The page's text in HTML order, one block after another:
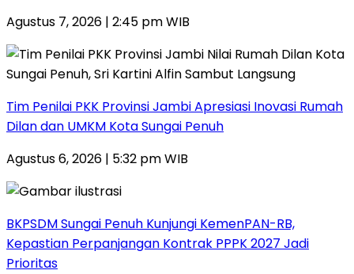
Agustus 7, 2026 | 2:45 pm WIB
Tim Penilai PKK Provinsi Jambi Apresiasi Inovasi Rumah
Dilan dan UMKM Kota Sungai Penuh
Agustus 6, 2026 | 5:32 pm WIB
BKPSDM Sungai Penuh Kunjungi KemenPAN-RB,
Kepastian Perpanjangan Kontrak PPPK 2027 Jadi
Prioritas